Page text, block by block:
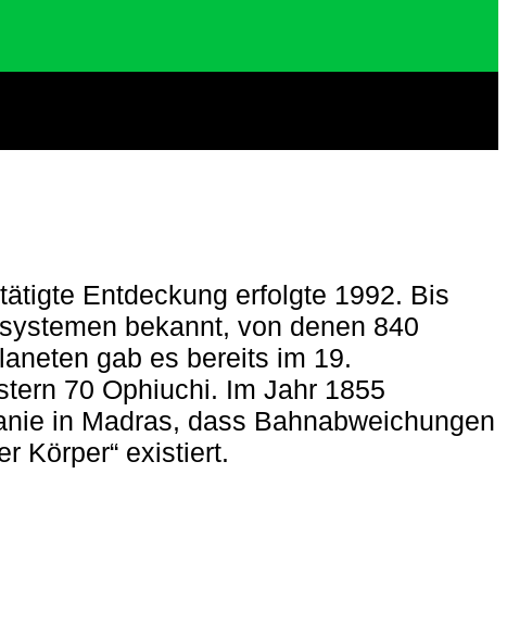
Entdeckung erfolgte 1992. Bis
bekannt, von denen 840
gab es bereits im 19.
70 Ophiuchi. Im Jahr 1855
in Madras, dass Bahnabweichungen
Körper“ existiert.